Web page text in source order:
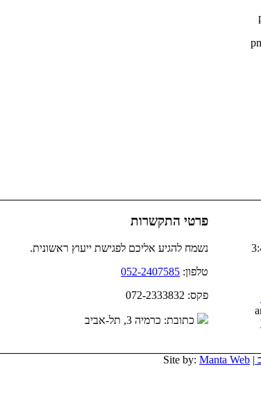
פרטי התקשרות
נשמח להגיע אליכם לפגישת ייעוץ ראשונית.
טלפון: 052-2407585
פקס: 072-2333832
כתובת: כרמיה 3, תל-אביב
- 3:44
| Site by:
Manta Web